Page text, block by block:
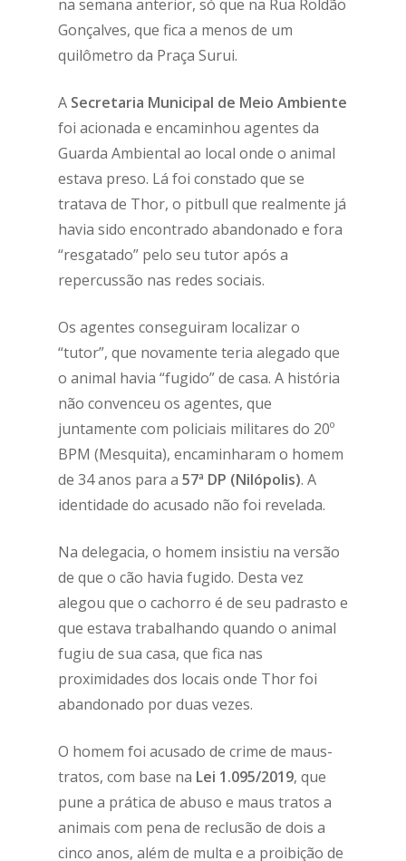
na semana anterior, só que na Rua Roldão
Gonçalves, que fica a menos de um
quilômetro da Praça Surui.
A Secretaria Municipal de Meio Ambiente
foi acionada e encaminhou agentes da
Guarda Ambiental ao local onde o animal
estava preso. Lá foi constado que se
tratava de Thor, o pitbull que realmente já
havia sido encontrado abandonado e fora
“resgatado” pelo seu tutor após a
repercussão nas redes sociais.
Os agentes conseguiram localizar o
“tutor”, que novamente teria alegado que
o animal havia “fugido” de casa. A história
não convenceu os agentes, que
juntamente com policiais militares do 20º
BPM (Mesquita), encaminharam o homem
de 34 anos para a 57ª DP (Nilópolis). A
identidade do acusado não foi revelada.
Na delegacia, o homem insistiu na versão
de que o cão havia fugido. Desta vez
alegou que o cachorro é de seu padrasto e
que estava trabalhando quando o animal
fugiu de sua casa, que fica nas
proximidades dos locais onde Thor foi
abandonado por duas vezes.
O homem foi acusado de crime de maus-
tratos, com base na Lei 1.095/2019, que
pune a prática de abuso e maus tratos a
animais com pena de reclusão de dois a
cinco anos, além de multa e a proibição de